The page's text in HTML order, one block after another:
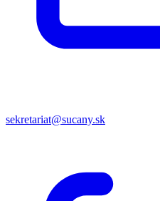
sekretariat@sucany.sk